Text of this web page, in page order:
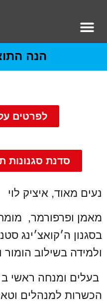
הנה
לפרטים על
סדנת סגנונות
נעים מאוד, איציק לוי
מאמן ופרפורמר,
בסגנון ה׳קואצ׳ינג
ולמידה בשילוב הומור
הכשרות למנהלים